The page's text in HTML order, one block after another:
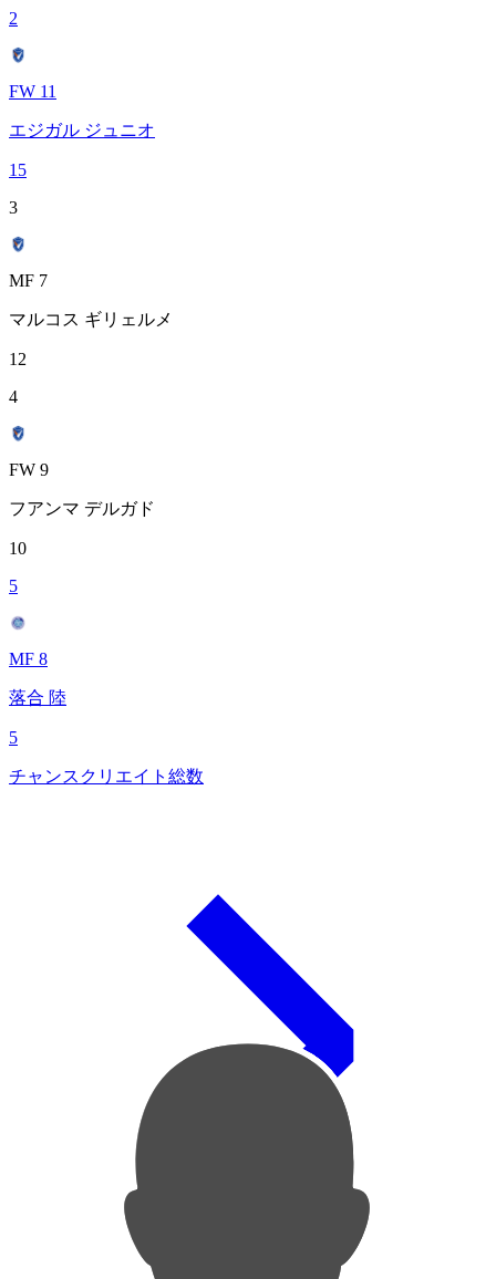
2
FW 11
エジガル ジュニオ
15
3
MF 7
マルコス ギリェルメ
12
4
FW 9
フアンマ デルガド
10
5
MF 8
落合 陸
5
チャンスクリエイト総数